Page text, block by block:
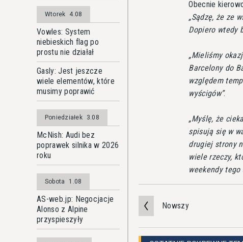
Wtorek 4.08
Vowles: System
niebieskich flag po
prostu nie działał
Gasly: Jest jeszcze
wiele elementów, które
musimy poprawić
Poniedziałek 3.08
McNish: Audi bez
poprawek silnika w 2026
roku
Sobota 1.08
AS-web.jp: Negocjacje
Alonso z Alpine
przyspieszyły
Obecnie
Sądzę, że ze
Dopiero wtedy
Mieliśmy
Barcelony do
względem
wyścigów .
Myślę, że
spisują się w
drugiej strony
wiele rzeczy,
weekendy
Nowszy